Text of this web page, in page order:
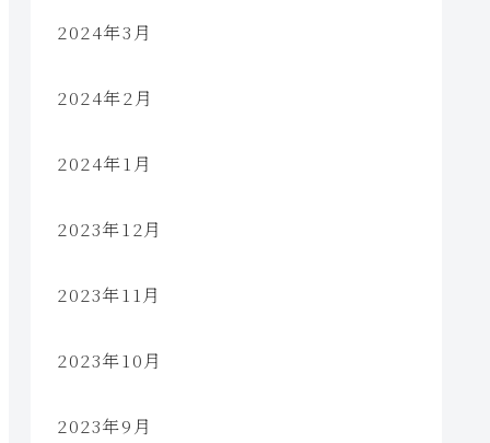
2024年3月
2024年2月
2024年1月
2023年12月
2023年11月
2023年10月
2023年9月